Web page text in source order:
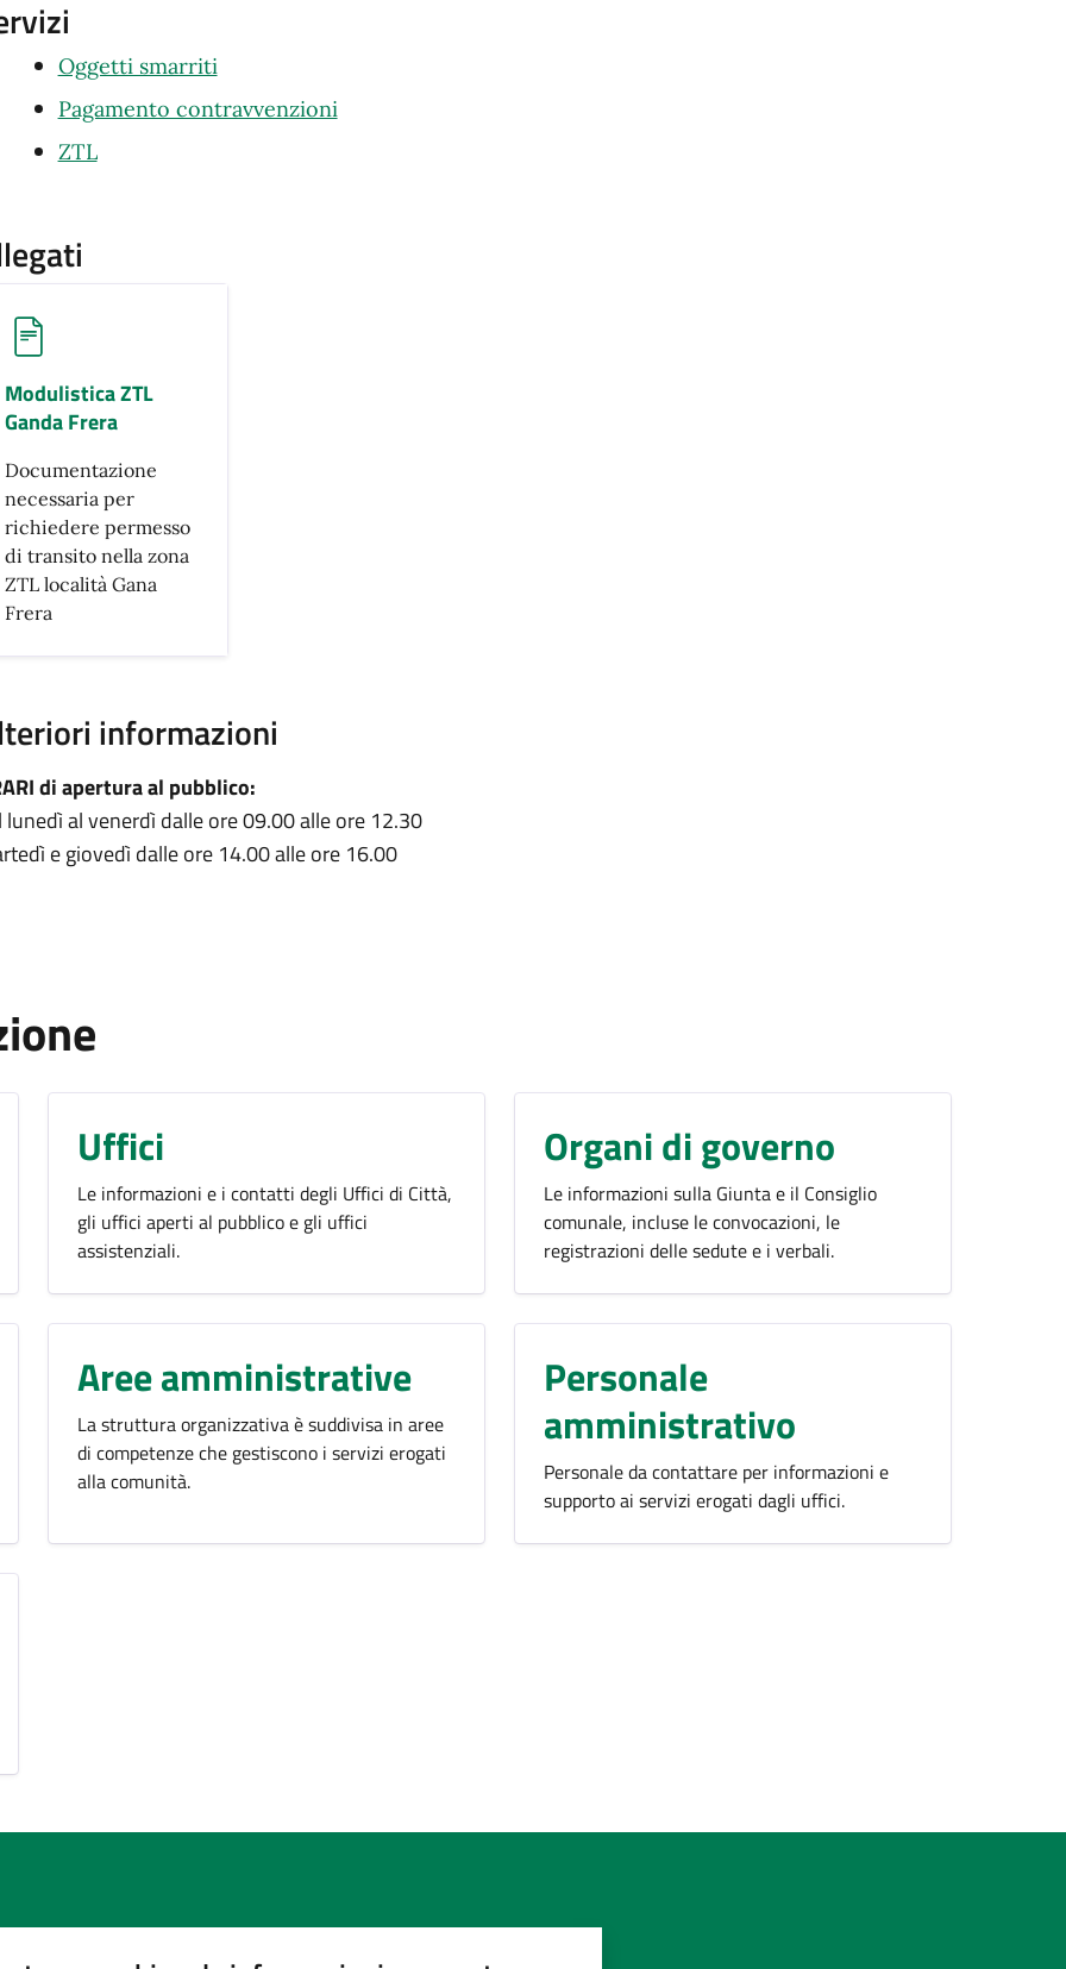
Oggetti smarriti
Pagamento contravvenzioni
ZTL
Modulistica ZTL
Ganda Frera
Documentazione
necessaria per
richiedere permesso
di transito nella zona
ZTL località Gana
Frera
informazioni
di apertura al pubblico:
lunedì al venerdì dalle ore 09.00 alle ore 12.30
e giovedì dalle ore 14.00 alle ore 16.00
Uffici
Le informazioni e i contatti degli Uffici di Città,
gli uffici aperti al pubblico e gli uffici
assistenziali.
Organi di governo
Le informazioni sulla Giunta e il Consiglio
comunale, incluse le convocazioni, le
registrazioni delle sedute e i verbali.
Aree amministrative
La struttura organizzativa è suddivisa in aree
di competenze che gestiscono i servizi erogati
alla comunità.
Personale
amministrativo
Personale da contattare per informazioni e
supporto ai servizi erogati dagli uffici.